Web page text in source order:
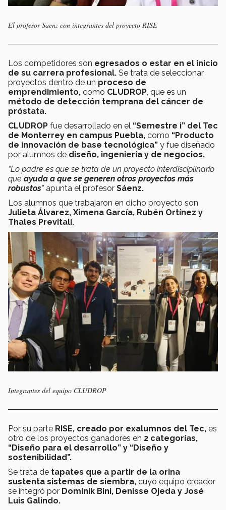
El profesor Saenz con integrantes del proyecto RISE
Los competidores son egresados o estar en el inicio
de su carrera profesional. Se trata de seleccionar
proyectos dentro de un proceso de
emprendimiento, como CLUDROP, que es un
método de detección temprana del cáncer de
próstata.
CLUDROP fue desarrollado en el “Semestre i” del Tec
de Monterrey en campus Puebla, como “Producto
de innovación de base tecnológica” y fue diseñado
por alumnos de diseño, ingeniería y de negocios.
“Lo padre es que se trata de un proyecto interdisciplinario
que ayuda a que se generen otros proyectos más
robustos”apunta el profesor Sáenz.
Los alumnos que trabajaron en dicho proyecto son
Julieta Álvarez, Ximena García, Rubén Ortínez y
Thales Previtali.
Integrantes del equipo CLUDROP
Por su parte RISE, creado por exalumnos del Tec, es
otro de los proyectos ganadores en 2 categorías,
“Diseño para el desarrollo” y “Diseño y
sostenibilidad”.
Se trata de tapates que a partir de la orina
sustenta sistemas de siembra, cuyo equipo creador
se integró por Dominik Bini, Denisse Ojeda y José
Luis Galindo.